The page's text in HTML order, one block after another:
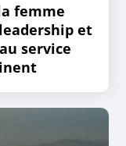
femme
et
service